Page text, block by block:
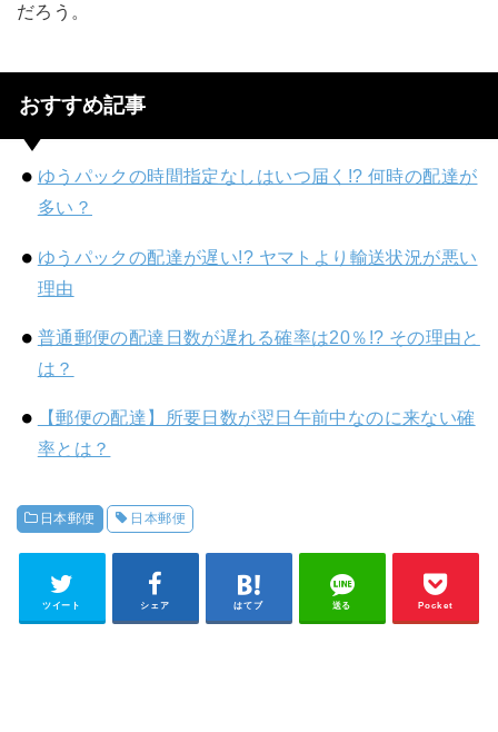
だろう。
おすすめ記事
ゆうパックの時間指定なしはいつ届く!? 何時の配達が
多い？
ゆうパックの配達が遅い!? ヤマトより輸送状況が悪い
理由
普通郵便の配達日数が遅れる確率は20％!? その理由と
は？
【郵便の配達】所要日数が翌日午前中なのに来ない確
率とは？
日本郵便 日本郵便
ツイート シェア はてブ 送る Pocket